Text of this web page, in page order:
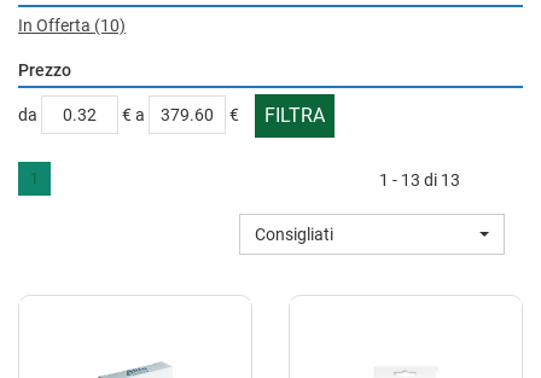
In Offerta (10)
Prezzo
filtra
da €
filtra
a €
1 1 - 13 di 13
Consigliati